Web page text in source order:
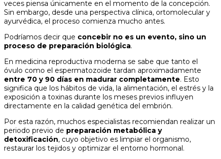
veces piensa únicamente en el momento de la concepción.
Sin embargo, desde una perspectiva clínica, ortomolecular y
ayurvédica, el proceso comienza mucho antes.
Podríamos decir que concebir no es un evento, sino un
proceso de preparación biológica.
En medicina reproductiva moderna se sabe que tanto el
óvulo como el espermatozoide tardan aproximadamente
entre 70 y 90 días en madurar completamente. Esto
significa que los hábitos de vida, la alimentación, el estrés y la
exposición a toxinas durante los meses previos influyen
directamente en la calidad genética del embrión.
Por esta razón, muchos especialistas recomiendan realizar un
periodo previo de preparación metabólica y
detoxificación, cuyo objetivo es limpiar el organismo,
restaurar los tejidos y optimizar el entorno hormonal.